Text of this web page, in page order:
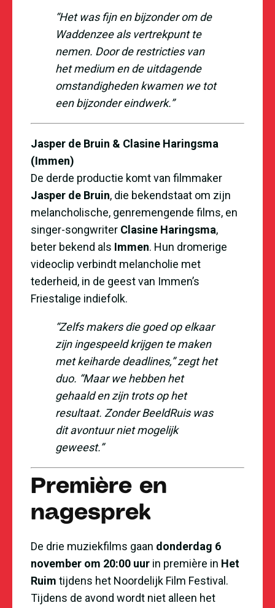
“Het was fijn en bijzonder om de
Waddenzee als vertrekpunt te
nemen. Door de restricties van
het medium en de uitdagende
omstandigheden kwamen we tot
een bijzonder eindwerk.”
Jasper de Bruin & Clasine Haringsma
(Immen)
De derde productie komt van filmmaker
Jasper de Bruin, die bekendstaat om zijn
melancholische, genremengende films, en
singer-songwriter Clasine Haringsma,
beter bekend als Immen. Hun dromerige
videoclip verbindt melancholie met
tederheid, in de geest van Immen’s
Friestalige indiefolk.
“Zelfs makers die goed op elkaar
zijn ingespeeld krijgen te maken
met keiharde deadlines,” zegt het
duo. “Maar we hebben het
gehaald en zijn trots op het
resultaat. Zonder BeeldRuis was
dit avontuur niet mogelijk
geweest.”
Première en
nagesprek
De drie muziekfilms gaan donderdag 6
november om 20:00 uur in première in Het
Ruim tijdens het Noordelijk Film Festival.
Tijdens de avond wordt niet alleen het